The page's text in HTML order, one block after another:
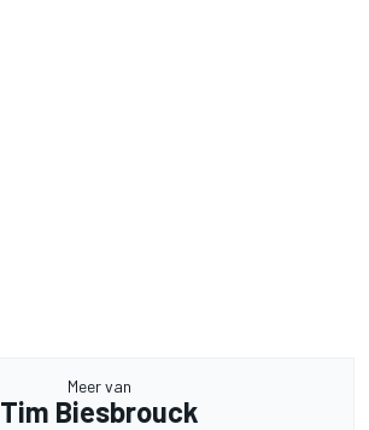
Meer van
Tim Biesbrouck